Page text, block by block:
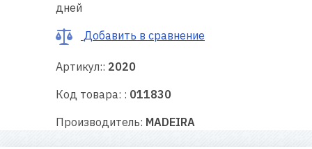
нас
дней
Добавить в сравнение
Артикул:: 2020
Код товара: : 011830
Производитель: MADEIRA